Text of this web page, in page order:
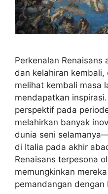
Perkenalan Renaisans
dan kelahiran kembali,
melihat kembali masa
mendapatkan
perspektif pada
melahirkan banyak
dunia seni
di Italia pada akhir
Renaisans terpesona
memungkinkan
pemandangan dengan